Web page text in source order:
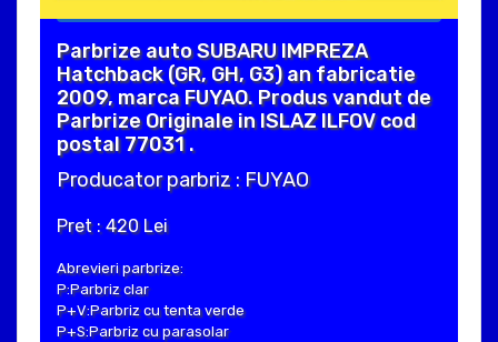
Parbrize auto SUBARU IMPREZA
Hatchback (GR, GH, G3) an fabricatie
2009, marca FUYAO. Produs vandut de
Parbrize Originale in ISLAZ ILFOV cod
postal 77031 .
Producator parbriz : FUYAO
Pret : 420 Lei
Abrevieri parbrize:
P:Parbriz clar
P+V:Parbriz cu tenta verde
P+S:Parbriz cu parasolar